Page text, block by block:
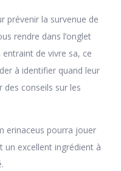
prévenir la survenue de
rendre dans l’onglet
de vivre sa, ce
à identifier quand leur
conseils sur les
erinaceus pourra jouer
un excellent ingrédient à